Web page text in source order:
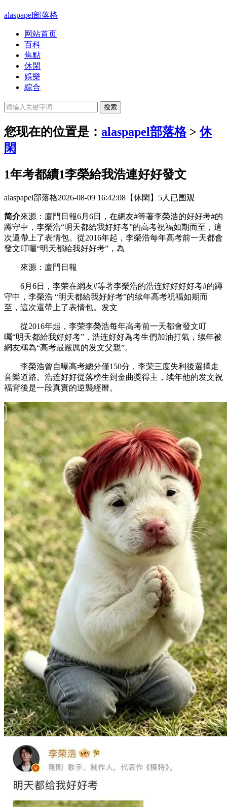
alaspapel部落格
网站首页
百科
焦點
休閑
娛樂
綜合
您现在的位置是： alaspapel部落格>休
閑
1年考都續1李榮給我浩連好好發文
alaspapel部落格2026-08-09 16:42:08 【休閑】 5人已围观
简介來源：廈門日報6月6日，在網友#等著李榮浩的好好考#的
蹲守中，李榮浩“明天都給我好好考”的高考祝福如期而至，這
次還帶上了表情包。從2016年起，李榮浩每年高考前一天都會
發文叮囑“明天都給我好好考”，為
來源：廈門日報
6月6日，李荣在網友#等著李榮浩的浩连好好好好考#的蹲
守中，李榮浩 “明天都給我好好考”的续年高考祝福如期而
至，這次還帶上了表情包。发文
從2016年起，李荣李榮浩每年高考前一天都會發文叮
囑“明天都給我好好考”，浩连好好為考生們加油打氣，续年被
網友稱為“高考最嚴厲的发文父親”。
李榮浩曾自曝高考總分僅150分，李荣三度失利後選擇走
音樂道路。浩连好好從落榜生到金曲獎得主，续年他的发文祝
福背後是一段真實的逆襲經曆。